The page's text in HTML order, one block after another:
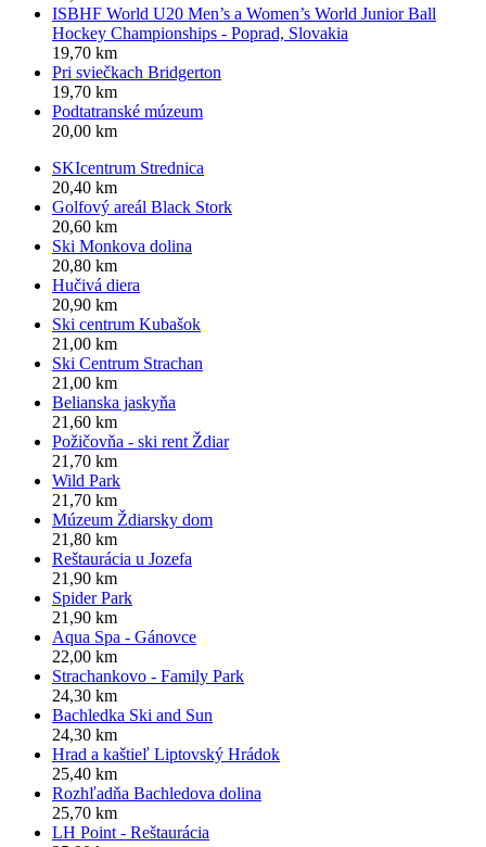
ISBHF World U20 Men’s a Women’s World Junior Ball
Hockey Championships - Poprad, Slovakia
19,70 km
Pri sviečkach Bridgerton
19,70 km
Podtatranské múzeum
20,00 km
SKIcentrum Strednica
20,40 km
Golfový areál Black Stork
20,60 km
Ski Monkova dolina
20,80 km
Hučivá diera
20,90 km
Ski centrum Kubašok
21,00 km
Ski Centrum Strachan
21,00 km
Belianska jaskyňa
21,60 km
Požičovňa - ski rent Ždiar
21,70 km
Wild Park
21,70 km
Múzeum Ždiarsky dom
21,80 km
Reštaurácia u Jozefa
21,90 km
Spider Park
21,90 km
Aqua Spa - Gánovce
22,00 km
Strachankovo - Family Park
24,30 km
Bachledka Ski and Sun
24,30 km
Hrad a kaštieľ Liptovský Hrádok
25,40 km
Rozhľadňa Bachledova dolina
25,70 km
LH Point - Reštaurácia